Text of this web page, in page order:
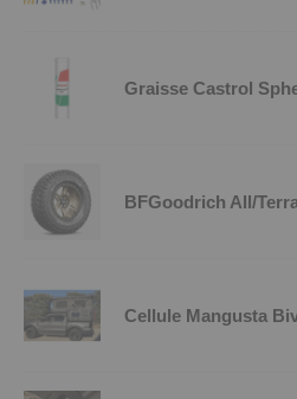
Graisse Castrol
BFGoodrich All/
Cellule Mangusta